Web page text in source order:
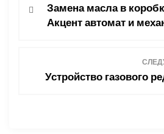
Замена масла в
Акцент автомат и
Устройство газового